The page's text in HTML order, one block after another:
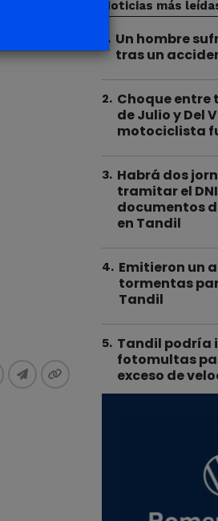
Noticias más
. Un hombre
tras un
2. Choque entre
de Julio y Del
motociclista
3. Habrá dos
tramitar el
documentos
en Tandil
4. Emitieron un
tormentas
Tandil
5. Tandil podría
fotomultas
exceso de